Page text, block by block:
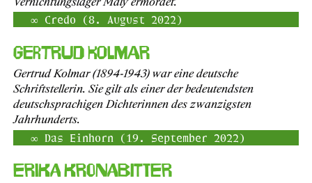
Credo (8. August 2022)
Gertrud Kolmar
Gertrud Kolmar (1894-1943) war eine deutsche
Schriftstellerin. Sie gilt als einer der bedeutendsten
deutschsprachigen Dichterinnen des zwanzigsten
Jahrhunderts.
Das Einhorn (19. September 2022)
Erika Kronabitter